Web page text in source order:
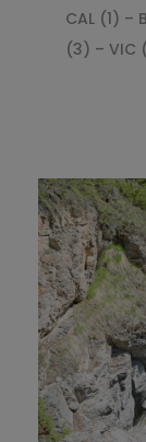
CAL (1) –
(3) – VIC